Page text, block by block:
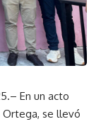
En un acto
Ortega, se llevó